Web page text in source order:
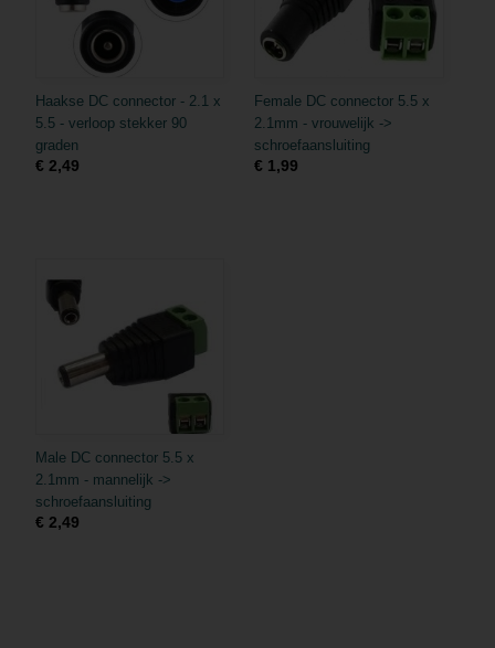
Haakse DC connector - 2.1 x
5.5 - verloop stekker 90
graden
€ 2,49
Female DC connector 5.5 x
2.1mm - vrouwelijk ->
schroefaansluiting
€ 1,99
Male DC connector 5.5 x
2.1mm - mannelijk ->
schroefaansluiting
€ 2,49